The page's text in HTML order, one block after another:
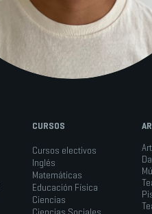
CURSOS
Cursos electivos
Inglés
Matemáticas
Educación Física
Ciencias